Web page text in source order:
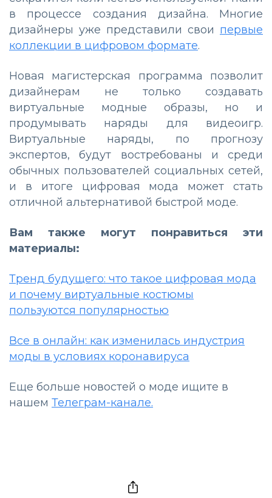
в процессе создания дизайна. Многие
дизайнеры уже представили свои первые
коллекции в цифровом формате.
Новая магистерская программа позволит
дизайнерам не только создавать
виртуальные модные образы, но и
продумывать наряды для видеоигр.
Виртуальные наряды, по прогнозу
экспертов, будут востребованы и среди
обычных пользователей социальных сетей,
и в итоге цифровая мода может стать
отличной альтернативой быстрой моде.
Вам также могут понравиться эти
материалы:
Тренд будущего: что такое цифровая мода
и почему виртуальные костюмы
пользуются популярностью
Все в онлайн: как изменилась индустрия
моды в условиях коронавируса
Еще больше новостей о моде ищите в
нашем Телеграм-канале.